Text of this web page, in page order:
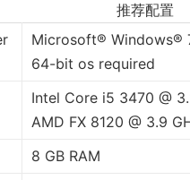
荐配置
Microsoft® Windows®
64-bit os required
Intel Core i5 3470 @
AMD FX 8120 @ 3.9
8 GB RAM